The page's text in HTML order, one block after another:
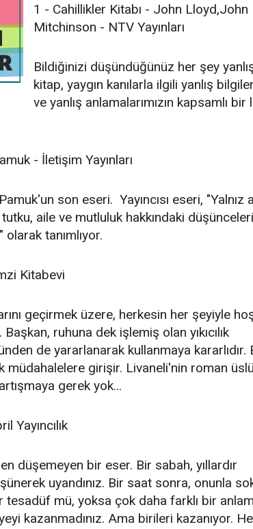
1 - Cahillikler Kitabı - John Lloyd,John
Mitchinson - NTV Yayınları
Bildiğinizi düşündüğünüz her şey
kitap, yaygın kanılarla ilgili yanlış
ve yanlış anlamalarımızın kapsamlı
- İletişim Yayınları
son eseri. Yayıncısı eseri, "Yalnız
aile ve mutluluk hakkındaki
tanımlıyor.
Kitabevi
geçirmek üzere, herkesin her şeyiyle
ruhuna dek işlemiş olan yıkıcılık
de yararlanarak kullanmaya kararlıdır.
müdahalelere girişir. Livaneli'nin roman
gerek yok...
Yayıncılık
düşemeyen bir eser. Bir sabah, yıllardır
uyandınız. Bir saat sonra, onunla
tesadüf mü, yoksa çok daha farklı bir
kazanmadınız. Ama birileri kazanıyor.